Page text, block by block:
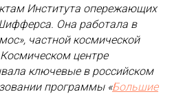
Института опережающих
Она работала в
частной космической
центре
ключевые в российском
программы «Большие